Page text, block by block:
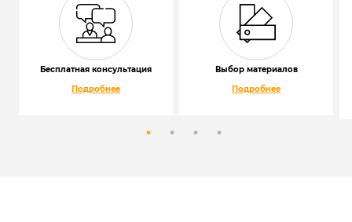
Бесплатная консультация
Подробнее
Выбор материалов
Подробнее